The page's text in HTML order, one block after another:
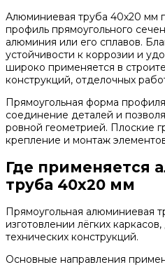
Алюминиевая труба 40х20 мм
профиль прямоугольного
алюминия или его сплавов.
устойчивости к коррозии и
широко применяется в
конструкций, отделочных
Прямоугольная форма
соединение деталей и
ровной геометрией. Плоские
крепление и монтаж
Где применяется
труба 40х20 мм
Прямоугольная алюминиевая
изготовлении лёгких
технических конструкций.
Основные направления